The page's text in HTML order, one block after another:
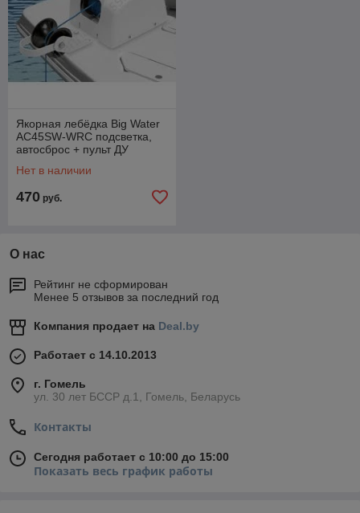
Якорная лебёдка Big Water
AC45SW-WRC подсветка,
автосброс + пульт ДУ
Нет в наличии
470 руб.
О нас
Рейтинг не сформирован
Менее 5 отзывов за последний год
Компания продает на Deal.by
Работает с 14.10.2013
г. Гомель
ул. 30 лет БССР д.1, Гомель, Беларусь
Контакты
Сегодня работает с 10:00 до 15:00
Показать весь график работы